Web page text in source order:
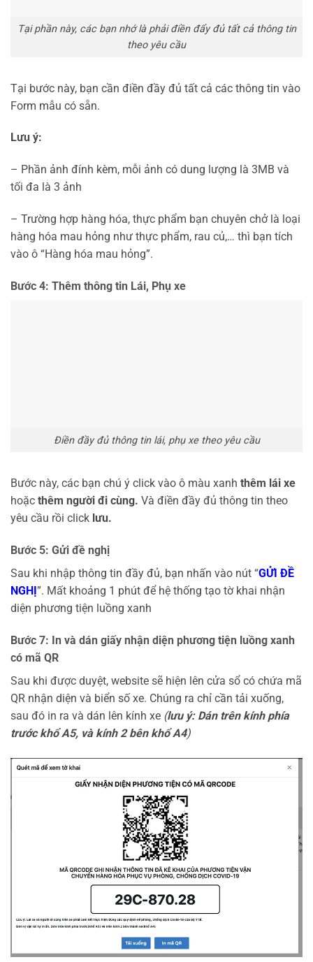
Tại phần này, các bạn nhớ là phải điền đẩy đủ tất cả thông tin
theo yêu cầu
Tại bước này, bạn cần điền đầy đủ tất cả các thông tin vào
Form mẫu có sẵn.
Lưu ý:
– Phần ảnh đính kèm, mỗi ảnh có dung lượng là 3MB và
tối đa là 3 ảnh
– Trường hợp hàng hóa, thực phẩm bạn chuyên chở là loại
hàng hóa mau hỏng như thực phẩm, rau củ,… thì bạn tích
vào ô “Hàng hóa mau hỏng”.
Bước 4: Thêm thông tin Lái, Phụ xe
Điền đầy đủ thông tin lái, phụ xe theo yêu cầu
Bước này, các bạn chú ý click vào ô màu xanh thêm lái xe
hoặc thêm người đi cùng. Và điền đầy đủ thông tin theo
yêu cầu rồi click lưu.
Bước 5: Gửi đề nghị
Sau khi nhập thông tin đầy đủ, bạn nhấn vào nút “GỬI ĐỀ
NGHỊ”. Mất khoảng 1 phút để hệ thống tạo tờ khai nhận
diện phương tiện luồng xanh
Bước 7: In và dán giấy nhận diện phương tiện luồng xanh
có mã QR
Sau khi được duyệt, website sẽ hiện lên cửa sổ có chứa mã
QR nhận diện và biển số xe. Chúng ra chỉ cần tải xuống,
sau đó in ra và dán lên kính xe (lưu ý: Dán trên kính phía
trước khổ A5, và kính 2 bên khổ A4)